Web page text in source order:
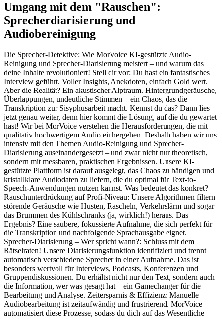
Umgang mit dem "Rauschen":
Sprecherdiarisierung und
Audiobereinigung
Die Sprecher-Detektive: Wie MorVoice KI-gestützte Audio-
Reinigung und Sprecher-Diarisierung meistert – und warum das
deine Inhalte revolutioniert! Stell dir vor: Du hast ein fantastisches
Interview geführt. Voller Insights, Anekdoten, einfach Gold wert.
Aber die Realität? Ein akustischer Alptraum. Hintergrundgeräusche,
Überlappungen, undeutliche Stimmen – ein Chaos, das die
Transkription zur Sisyphusarbeit macht. Kennst du das? Dann lies
jetzt genau weiter, denn hier kommt die Lösung, auf die du gewartet
hast! Wir bei MorVoice verstehen die Herausforderungen, die mit
qualitativ hochwertigem Audio einhergehen. Deshalb haben wir uns
intensiv mit den Themen Audio-Reinigung und Sprecher-
Diarisierung auseinandergesetzt – und zwar nicht nur theoretisch,
sondern mit messbaren, praktischen Ergebnissen. Unsere KI-
gestützte Plattform ist darauf ausgelegt, das Chaos zu bändigen und
kristallklare Audiodaten zu liefern, die du optimal für Text-to-
Speech-Anwendungen nutzen kannst. Was bedeutet das konkret?
Rauschunterdrückung auf Profi-Niveau: Unsere Algorithmen filtern
störende Geräusche wie Husten, Rascheln, Verkehrslärm und sogar
das Brummen des Kühlschranks (ja, wirklich!) heraus. Das
Ergebnis? Eine saubere, fokussierte Aufnahme, die sich perfekt für
die Transkription und nachfolgende Sprachausgabe eignet.
Sprecher-Diarisierung – Wer spricht wann?: Schluss mit dem
Rätselraten! Unsere Diarisierungsfunktion identifiziert und trennt
automatisch verschiedene Sprecher in einer Aufnahme. Das ist
besonders wertvoll für Interviews, Podcasts, Konferenzen und
Gruppendiskussionen. Du erhältst nicht nur den Text, sondern auch
die Information, wer was gesagt hat – ein Gamechanger für die
Bearbeitung und Analyse. Zeitersparnis & Effizienz: Manuelle
Audiobearbeitung ist zeitaufwändig und frustrierend. MorVoice
automatisiert diese Prozesse, sodass du dich auf das Wesentliche